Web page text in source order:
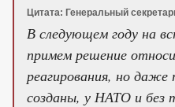
Цитата: Генеральный
В следующем году на
примем решение
реагирования, но
созданы, у НАТО и